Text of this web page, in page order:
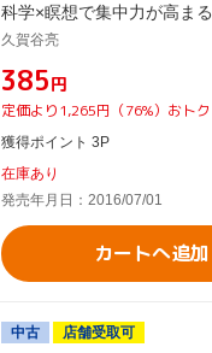
科学×瞑想で集中力が高まる
久賀谷亮
¥385円
定価より1,265円（76%）おトク
獲得ポイント 3P
在庫あり
発売年月日：2016/07/01
カートへ追加
中古
店舗受取可